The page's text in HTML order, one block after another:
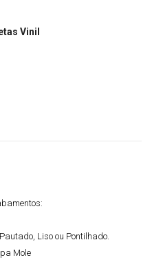
Vinil
Liso ou Pontilhado.
Mole